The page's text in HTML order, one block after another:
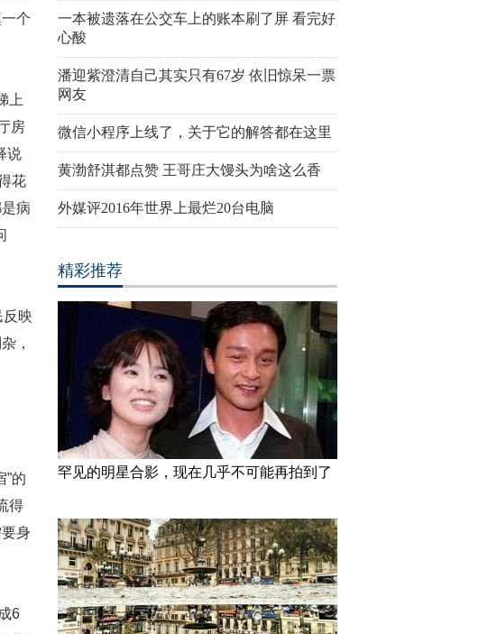
个
上
房
说
花
病
映
，
的
得
身
6
一本被遗落在公交车上的账本刷了屏 看完好
心酸
潘迎紫澄清自己其实只有67岁 依旧惊呆一票
网友
微信小程序上线了，关于它的解答都在这里
黄渤舒淇都点赞 王哥庄大馒头为啥这么香
外媒评2016年世界上最烂20台电脑
精彩推荐
罕见的明星合影，现在几乎不可能再拍到了